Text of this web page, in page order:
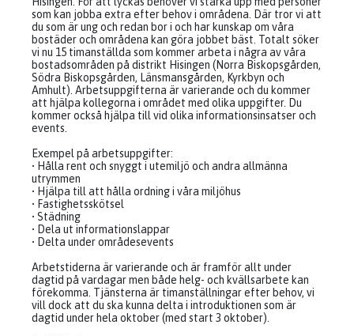
som kan jobba extra efter behov i områdena. Där tror vi att
du som är ung och redan bor i och har kunskap om våra
bostäder och områdena kan göra jobbet bäst. Totalt söker
vi nu 15 timanställda som kommer arbeta i några av våra
bostadsområden på distrikt Hisingen (Norra Biskopsgården,
Södra Biskopsgården, Länsmansgården, Kyrkbyn och
Amhult). Arbetsuppgifterna är varierande och du kommer
att hjälpa kollegorna i området med olika uppgifter. Du
kommer också hjälpa till vid olika informationsinsatser och
events.
Exempel på arbetsuppgifter:
• Hålla rent och snyggt i utemiljö och andra allmänna
utrymmen
• Hjälpa till att hålla ordning i våra miljöhus
• Fastighetsskötsel
• Städning
• Dela ut informationslappar
• Delta under områdesevents
Arbetstiderna är varierande och är framför allt under
dagtid på vardagar men både helg- och kvällsarbete kan
förekomma. Tjänsterna är timanställningar efter behov, vi
vill dock att du ska kunna delta i introduktionen som är
dagtid under hela oktober (med start 3 oktober).